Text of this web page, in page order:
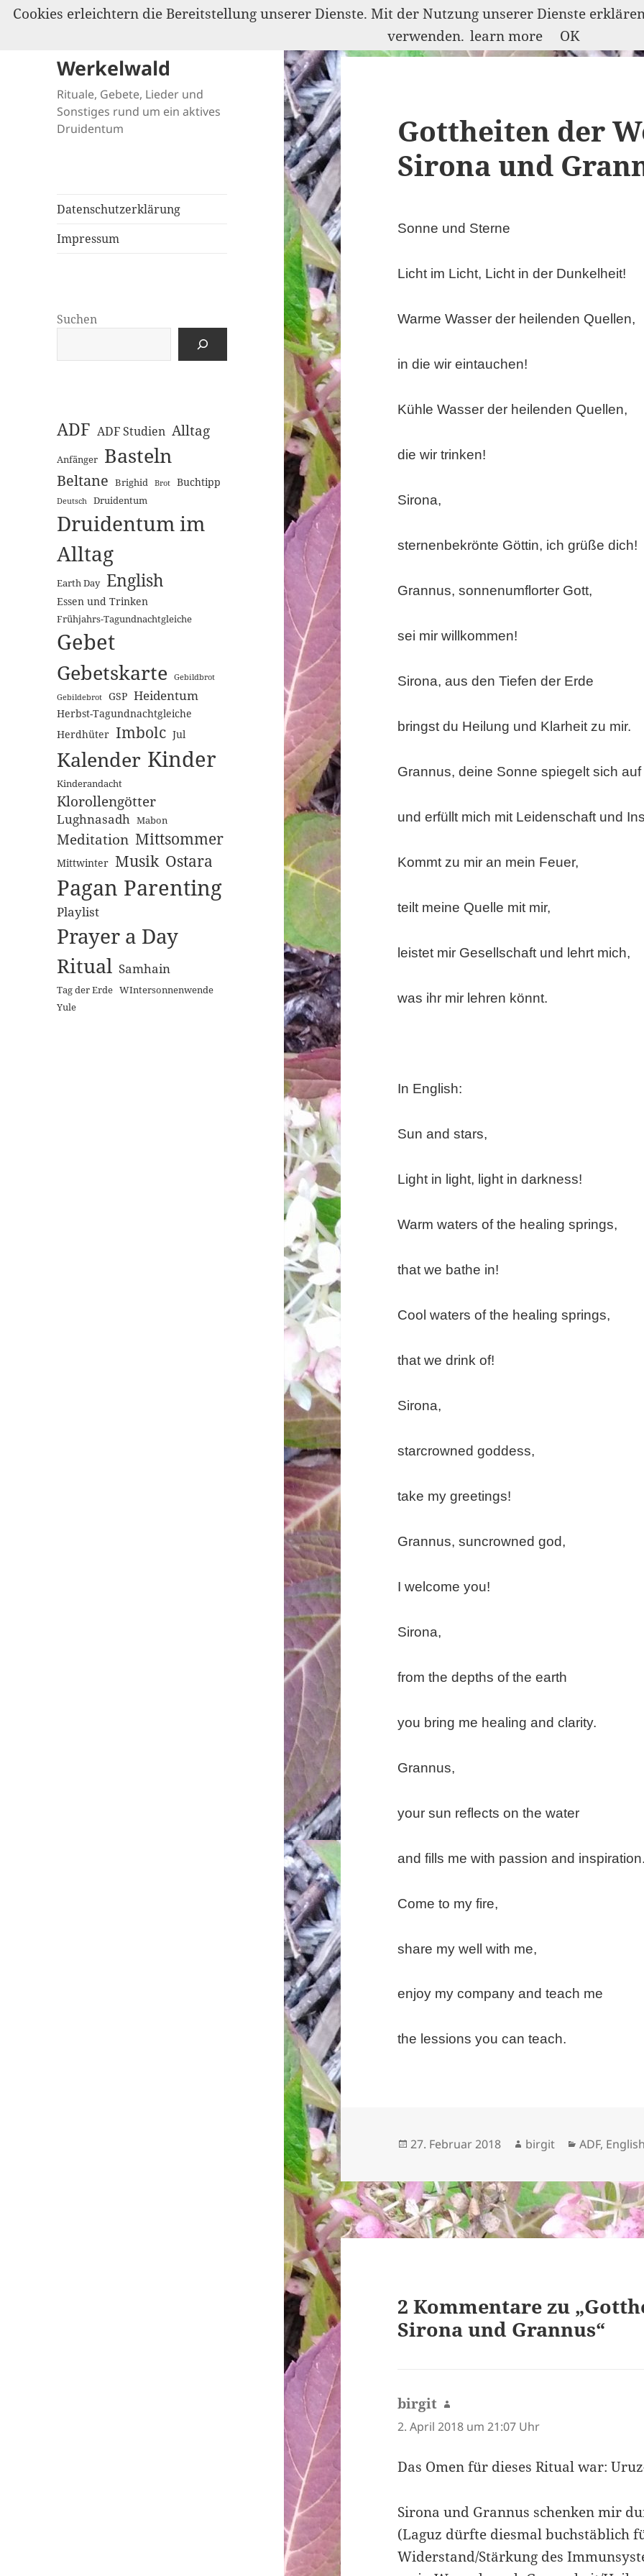
Werkelwald
Rituale, Gebete, Lieder und
Sonstiges rund um ein aktives
Druidentum
Datenschutzerklärung
Impressum
Suchen
ADF ADF Studien Alltag
Anfänger Basteln
Beltane Brighid Brot Buchtipp
Deutsch Druidentum
Druidentum im
Alltag
Earth Day English
Essen und Trinken
Frühjahrs-Tagundnachtgleiche
Gebet
Gebetskarte
Gebildbrot
Gebildebrot
GSP Heidentum
Herbst-Tagundnachtgleiche
Herdhüter Imbolc Jul
Kalender Kinder
Kinderandacht
Klorollengötter
Lughnasadh Mabon
Meditation Mittsommer
Mittwinter Musik Ostara
Pagan Parenting
Playlist
Prayer a Day
Ritual Samhain
Tag der Erde WIntersonnenwende
Yule
Gottheiten der
Sirona und
Sonne und Sterne
Licht im Licht, Licht in der Dunkelheit!
Warme Wasser der heilenden Quellen,
in die wir eintauchen!
Kühle Wasser der heilenden Quellen,
die wir trinken!
Sirona,
sternenbekrönte Göttin, ich grüße dich!
Grannus, sonnenumflorter Gott,
sei mir willkommen!
Sirona, aus den Tiefen der Erde
bringst du Heilung und Klarheit zu mir.
Grannus, deine Sonne spiegelt sich
und erfüllt mich mit Leidenschaft und
Kommt zu mir an mein Feuer,
teilt meine Quelle mit mir,
leistet mir Gesellschaft und lehrt mich,
was ihr mir lehren könnt.
In English:
Sun and stars,
Light in light, light in darkness!
Warm waters of the healing springs,
that we bathe in!
Cool waters of the healing springs,
that we drink of!
Sirona,
starcrowned goddess,
take my greetings!
Grannus, suncrowned god,
I welcome you!
Sirona,
from the depths of the earth
you bring me healing and clarity.
Grannus,
your sun reflects on the water
and fills me with passion and
Come to my fire,
share my well with me,
enjoy my company and teach me
the lessions you can teach.
Veröffentlicht
27. Februar 2018 Autor
birgit Kategorien
ADF,
2 Kommentare zu
Sirona und Grannus“
birgit sagt:
2. April 2018 um 21:07 Uhr
Das Omen für dieses Ritual war:
Sirona und Grannus schenken mir
(Laguz dürfte diesmal buchstäblich
Widerstand/Stärkung des
Cookies erleichtern die Bereitstellung unserer Dienste. Mit der Nutzung unserer Dienste
verwenden. learn more OK